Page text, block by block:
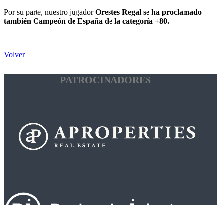
Por su parte, nuestro jugadorOrestes Regal se ha proclamado
también Campeón de España de la categoría +80.
Volver
PATROCINADORES